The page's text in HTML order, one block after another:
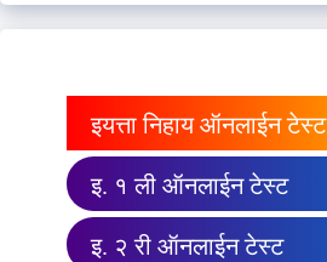
इयत्ता निहाय ऑनलाईन टेस्ट
इ. १ ली ऑनलाईन टेस्ट
इ. २ री ऑनलाईन टेस्ट